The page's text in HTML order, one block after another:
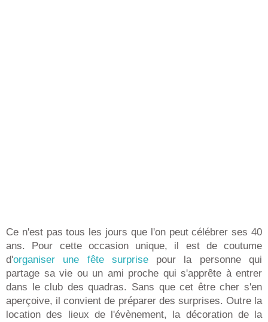
Ce n'est pas tous les jours que l'on peut célébrer ses 40
ans. Pour cette occasion unique, il est de coutume
d'organiser une fête surprisepour la personne qui
partage sa vie ou un ami proche qui s'apprête à entrer
dans le club des quadras. Sans que cet être cher s'en
aperçoive, il convient de préparer des surprises. Outre la
location des lieux de l'évènement, la décoration de la